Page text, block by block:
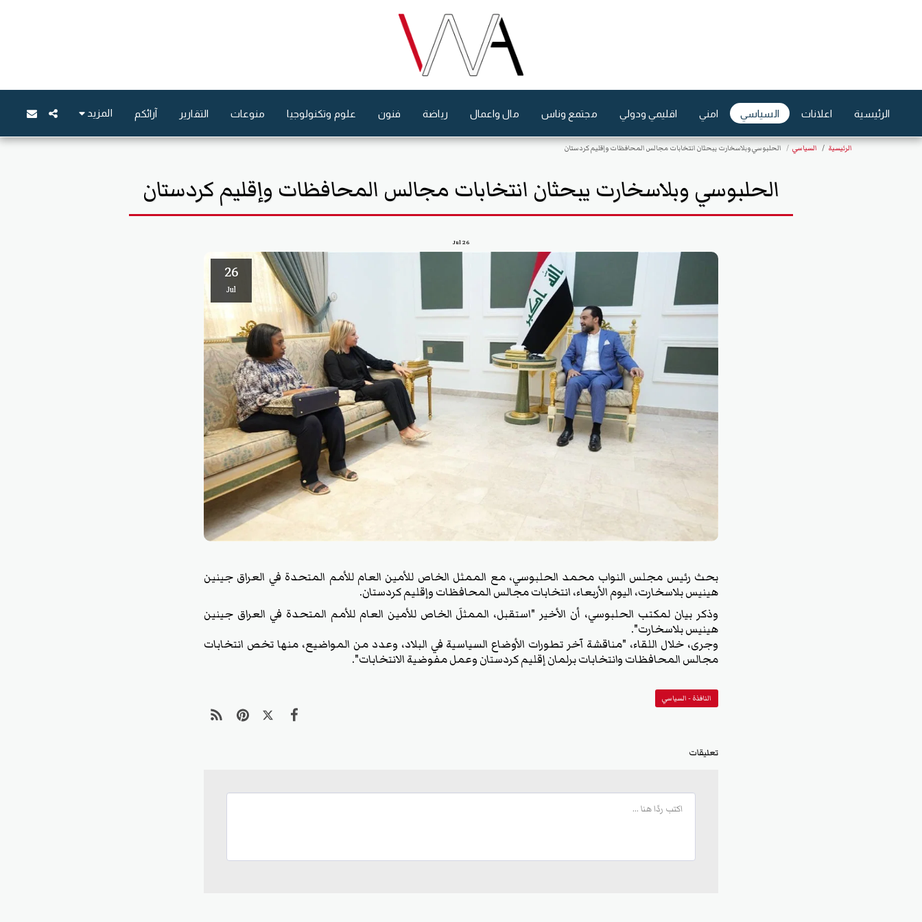
الرئيسية اعلانات السياسي امني اقليمي ودولي مجتمع وناس مال واعمال رياضة فنون علوم وتكنولوجيا منوعات التقارير آرائكم المزيد
الرئيسية السياسي الحلبوسي وبلاسخارت يبحثان انتخابات مجالس المحافظات وإقليم كردستان
الحلبوسي وبلاسخارت يبحثان انتخابات مجالس المحافظات وإقليم كردستان
26
Jul
26
Jul
بحث رئيس مجلس النواب محمد الحلبوسي، مع الممثل الخاص للأمين العام للأمم المتحدة في العراق جينين
هينيس بلاسخارت، اليوم الأربعاء، انتخابات مجالس المحافظات وإقليم كردستان.
وذكر بيان لمكتب الحلبوسي، أن الأخير "استقبل، الممثلَ الخاص للأمين العام للأمم المتحدة في العراق جينين
هينيس بلاسخارت".
وجرى، خلال اللقاء، "مناقشة آخر تطورات الأوضاع السياسية في البلاد، وعدد من المواضيع، منها تخص انتخابات
مجالس المحافظات وانتخابات برلمان إقليم كردستان وعمل مفوضية الانتخابات".
النافذة - السياسي
تعليقات